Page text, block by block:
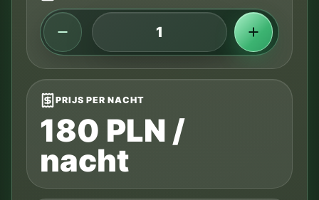
PRIJS PER NACHT
180 PLN /
nacht